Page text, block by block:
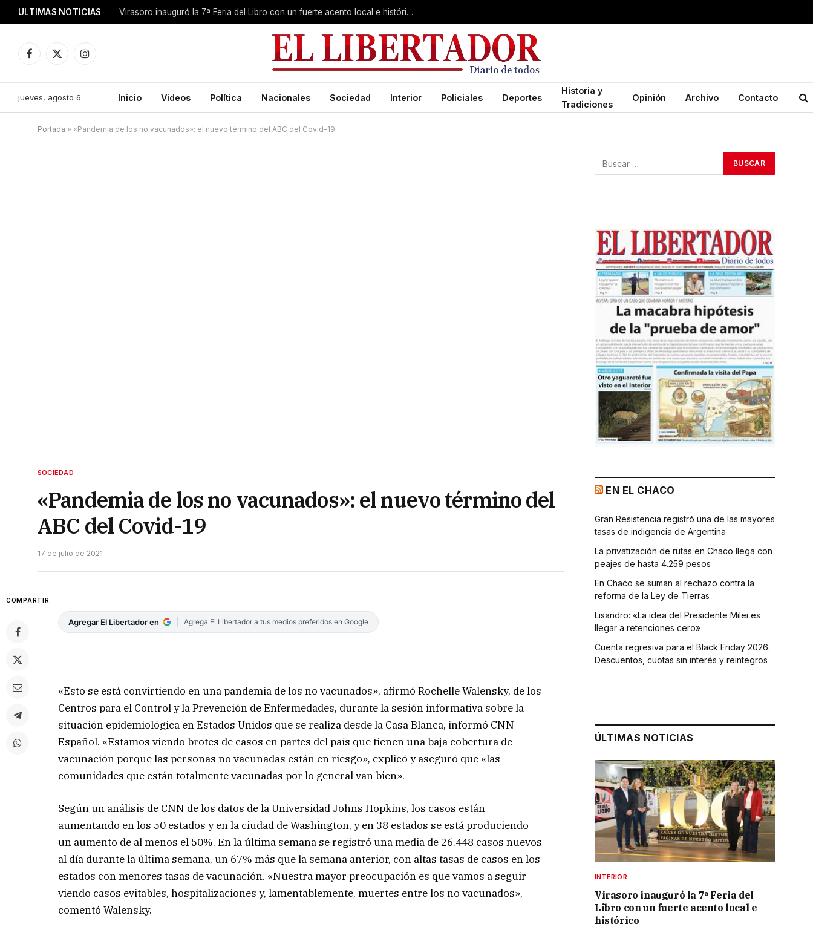
ULTIMAS NOTICIAS Virasoro inauguró la 7ª Feria del Libro con un fuerte acento local e histórico
Facebook
X
Instagram
jueves, agosto 6 Inicio Videos Política Nacionales Sociedad Interior Policiales Deportes
Historia y
Tradiciones
Opinión Archivo Contacto
Portada » «Pandemia de los no vacunados»: el nuevo término del ABC del Covid-19
SOCIEDAD
«Pandemia de los no vacunados»: el nuevo término del
ABC del Covid-19
17 de julio de 2021
COMPARTIR
Agregar El Libertador en Agrega El Libertador a tus medios preferidos en Google
«Esto se está convirtiendo en una pandemia de los no vacunados», afirmó Rochelle Walensky, de los
Centros para el Control y la Prevención de Enfermedades, durante la sesión informativa sobre la
situación epidemiológica en Estados Unidos que se realiza desde la Casa Blanca, informó CNN
Español. «Estamos viendo brotes de casos en partes del país que tienen una baja cobertura de
vacunación porque las personas no vacunadas están en riesgo», explicó y aseguró que «las
comunidades que están totalmente vacunadas por lo general van bien».
Según un análisis de CNN de los datos de la Universidad Johns Hopkins, los casos están
aumentando en los 50 estados y en la ciudad de Washington, y en 38 estados se está produciendo
un aumento de al menos el 50%. En la última semana se registró una media de 26.448 casos nuevos
al día durante la última semana, un 67% más que la semana anterior, con altas tasas de casos en los
estados con menores tasas de vacunación. «Nuestra mayor preocupación es que vamos a seguir
viendo casos evitables, hospitalizaciones y, lamentablemente, muertes entre los no vacunados»,
comentó Walensky.
EN EL CHACO
Gran Resistencia registró una de las mayores
tasas de indigencia de Argentina
La privatización de rutas en Chaco llega con
peajes de hasta 4.259 pesos
En Chaco se suman al rechazo contra la
reforma de la Ley de Tierras
Lisandro: «La idea del Presidente Milei es
llegar a retenciones cero»
Cuenta regresiva para el Black Friday 2026:
Descuentos, cuotas sin interés y reintegros
ÚLTIMAS NOTICIAS
INTERIOR
Virasoro inauguró la 7ª Feria del
Libro con un fuerte acento local e
histórico